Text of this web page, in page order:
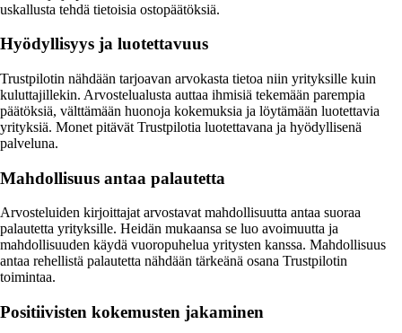
uskallusta tehdä tietoisia ostopäätöksiä.
Hyödyllisyys ja luotettavuus
Trustpilotin nähdään tarjoavan arvokasta tietoa niin yrityksille kuin
kuluttajillekin. Arvostelualusta auttaa ihmisiä tekemään parempia
päätöksiä, välttämään huonoja kokemuksia ja löytämään luotettavia
yrityksiä. Monet pitävät Trustpilotia luotettavana ja hyödyllisenä
palveluna.
Mahdollisuus antaa palautetta
Arvosteluiden kirjoittajat arvostavat mahdollisuutta antaa suoraa
palautetta yrityksille. Heidän mukaansa se luo avoimuutta ja
mahdollisuuden käydä vuoropuhelua yritysten kanssa. Mahdollisuus
antaa rehellistä palautetta nähdään tärkeänä osana Trustpilotin
toimintaa.
Positiivisten kokemusten jakaminen